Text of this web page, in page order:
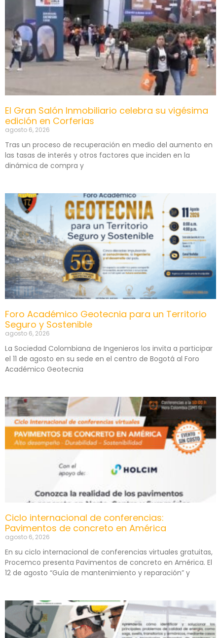
El Gran Salón Inmobiliario celebra su vigésima
edición en Corferias
agosto 6, 2026
Tras un proceso de recuperación en medio del aumento en
las tasas de interés y otros factores que inciden en la
dinámica de compra y
Foro Académico Geotecnia para un Territorio
Seguro y Sostenible
agosto 6, 2026
La Sociedad Colombiana de Ingenieros los invita a participar
el 11 de agosto en su sede en el centro de Bogotá al Foro
Académico Geotecnia
Ciclo internacional de conferencias:
Pavimentos de concreto en América
agosto 6, 2026
En su ciclo internacional de conferencias virtuales gratuitas,
Procemco presenta Pavimentos de concreto en América. El
12 de agosto “Guía de mantenimiento y reparación” y